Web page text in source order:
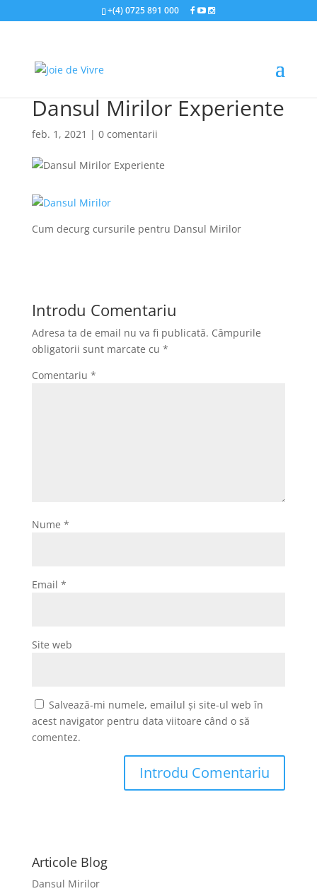
+(4) 0725 891 000
Dansul Mirilor Experiente
feb. 1, 2021 | 0 comentarii
Cum decurg cursurile pentru Dansul Mirilor
Introdu Comentariu
Adresa ta de email nu va fi publicată. Câmpurile
obligatorii sunt marcate cu *
Comentariu *
Nume *
Email *
Site web
Salvează-mi numele, emailul și site-ul web în
acest navigator pentru data viitoare când o să
comentez.
Articole Blog
Dansul Mirilor